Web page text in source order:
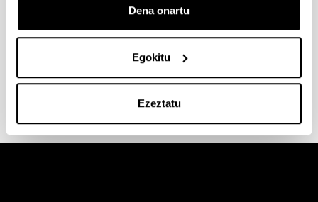
Dena onartu
Egokitu
Ezeztatu
zentroetarako egitarau programen txantiloiak (PPT
Deskargatu PPT formatuan